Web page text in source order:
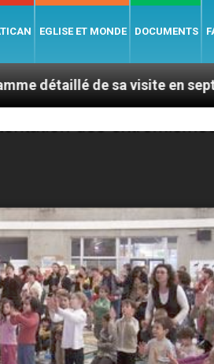
EGLISE ET MONDE DOCUMENTS
sa visite en septembre – 7